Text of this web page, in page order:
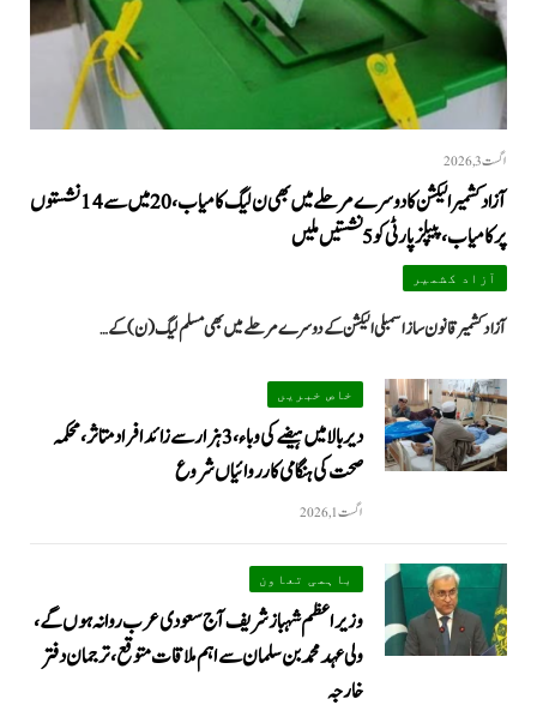
اگست 3, 2026
آزاد کشمیر الیکشن کا دوسرے مرحلے میں بھی ن لیگ کامیاب، 20 میں سے 14 نشستوں
پر کامیاب، پیپلزپارٹی کو 5 نشستیں ملیں
آزاد کشمیر
آزاد کشمیر قانون ساز اسمبلی الیکشن کے دوسرے مرحلے میں بھی مسلم لیگ (ن) کے…
خاص خبریں
دیر بالا میں ہیضے کی وباء، 3 ہزار سے زائد افراد متاثر، محکمہ
صحت کی ہنگامی کارروائیاں شروع
اگست 1, 2026
باہمی تعاون
وزیراعظم شہباز شریف آج سعودی عرب روانہ ہوں گے،
ولی عہد محمد بن سلمان سے اہم ملاقات متوقع، ترجمان دفتر
خارجہ